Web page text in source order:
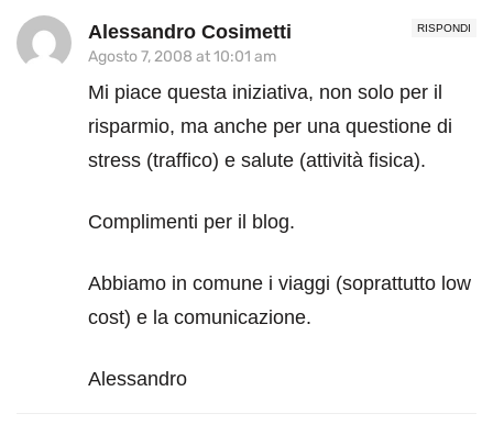
RISPONDI
Alessandro Cosimetti
Agosto 7, 2008 at 10:01 am
Mi piace questa iniziativa, non solo per il
risparmio, ma anche per una questione di
stress (traffico) e salute (attività fisica).
Complimenti per il blog.
Abbiamo in comune i viaggi (soprattutto low
cost) e la comunicazione.
Alessandro